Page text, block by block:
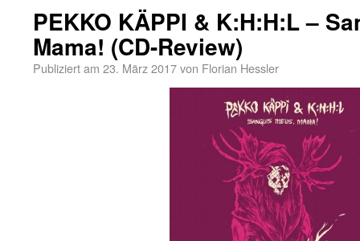
PEKKO KÄPPI & K:H:H:L –
Mama! (CD-Review)
Publiziert am 23. März 2017von Florian Hessler